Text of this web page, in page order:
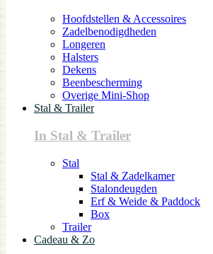
Hoofdstellen & Accessoires
Zadelbenodigdheden
Longeren
Halsters
Dekens
Beenbescherming
Overige Mini-Shop
Stal & Trailer
In Stal & Trailer
Stal
Stal & Zadelkamer
Stalondeugden
Erf & Weide & Paddock
Box
Trailer
Cadeau & Zo